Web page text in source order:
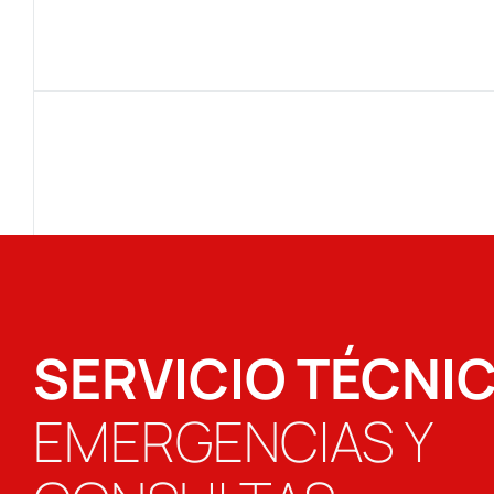
SERVICIO
EMERGENCIAS Y